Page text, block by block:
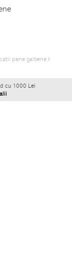
pene galbene
cu 1000 Lei